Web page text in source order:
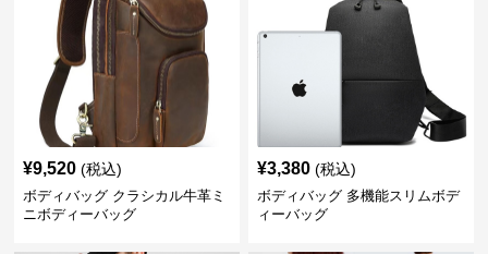
¥9,520 (税込)
ボディバッグ クラシカル牛革ミ
ニボディーバッグ
¥3,380 (税込)
ボディバッグ 多機能スリムボデ
ィーバッグ